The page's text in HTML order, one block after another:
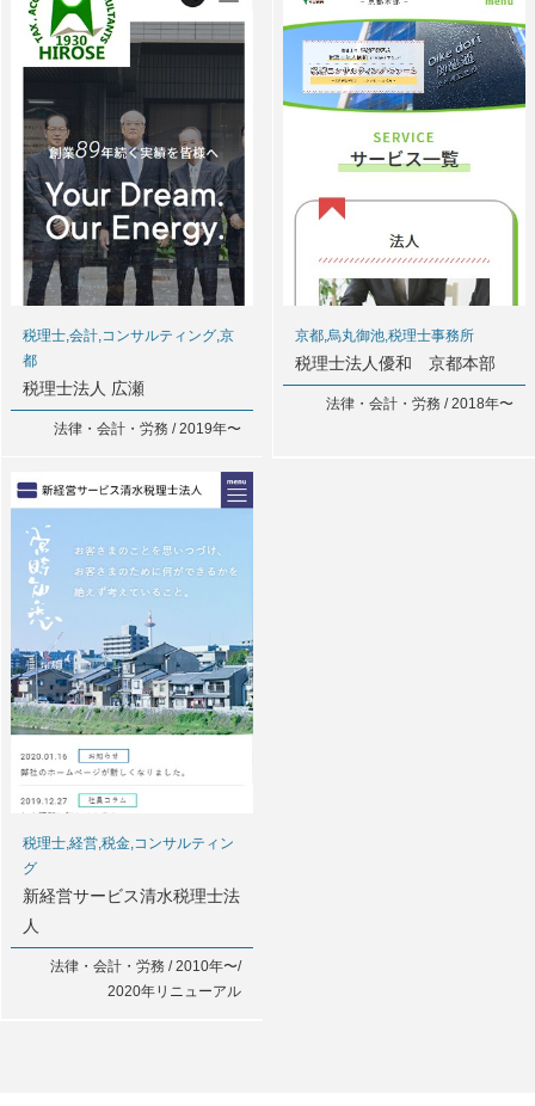
税理士,会計,コンサルティング,京
都
税理士法人 広瀬
法律・会計・労務 / 2019年〜
京都,烏丸御池,税理士事務所
税理士法人優和 京都本部
法律・会計・労務 / 2018年〜
税理士,経営,税金,コンサルティン
グ
新経営サービス清水税理士法
人
法律・会計・労務 / 2010年〜/
2020年リニューアル